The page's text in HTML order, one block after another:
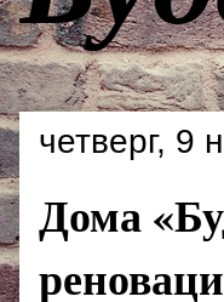
четверг, 9
Дома